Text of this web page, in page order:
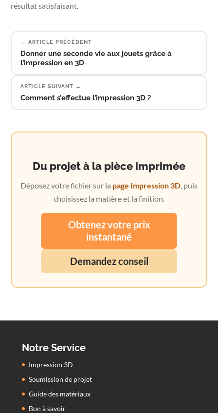
résultat satisfaisant.
← ARTICLE PRÉCÉDENT
Donner une seconde vie aux jouets grâce à
l’impression en 3D
ARTICLE SUIVANT →
Comment s’effectue l’impression 3D ?
Du projet à la pièce imprimée
Déposez votre fichier sur la page Impression 3D, puis
choisissez la matière et la finition.
Obtenez votre prix
instantané
Demandez conseil
Notre Service
Impression 3D
Soumission de projet
Guide des matériaux
Bon à savoir